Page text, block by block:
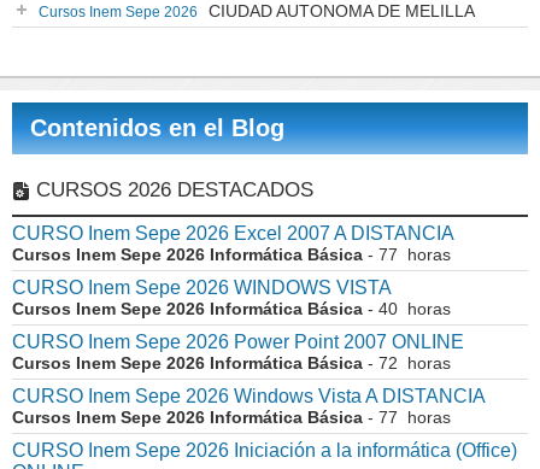
Cursos Inem Sepe 2026 CIUDAD AUTONOMA DE MELILLA
Contenidos en el Blog
CURSOS 2026 DESTACADOS
CURSO Inem Sepe 2026 Excel 2007 A DISTANCIA
Cursos Inem Sepe 2026 Informática Básica - 77 horas
CURSO Inem Sepe 2026 WINDOWS VISTA
Cursos Inem Sepe 2026 Informática Básica - 40 horas
CURSO Inem Sepe 2026 Power Point 2007 ONLINE
Cursos Inem Sepe 2026 Informática Básica - 72 horas
CURSO Inem Sepe 2026 Windows Vista A DISTANCIA
Cursos Inem Sepe 2026 Informática Básica - 77 horas
CURSO Inem Sepe 2026 Iniciación a la informática (Office)